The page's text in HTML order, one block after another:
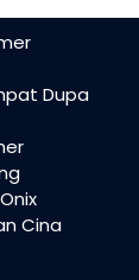
Dupa
Cina